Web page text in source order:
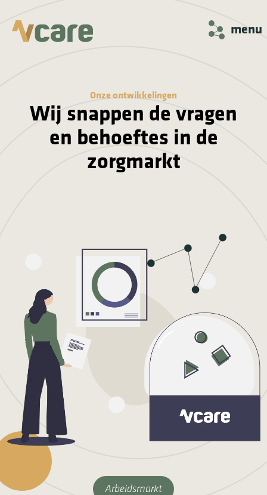
menu
Onze ontwikkelingen
Wij snappen de vragen
en behoeftes in de
zorgmarkt
Arbeidsmarkt